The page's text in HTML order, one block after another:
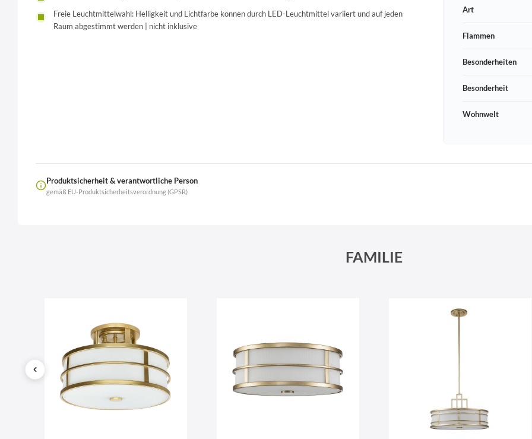
Freie Leuchtmittelwahl: Helligkeit und Lichtfarbe können durch LED-Leuchtmittel variiert und auf jeden
Raum abgestimmt werden | nicht inklusive
Art
Flammen
Besonderheiten
Besonderheit
Wohnwelt
Produktsicherheit & verantwortliche Person
gemäß EU-Produktsicherheitsverordnung (GPSR)
FAMILIE